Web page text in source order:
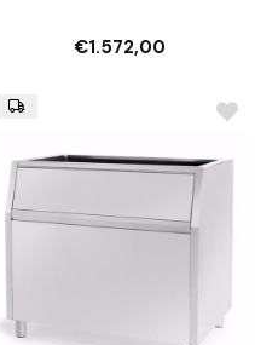
€1.572,00